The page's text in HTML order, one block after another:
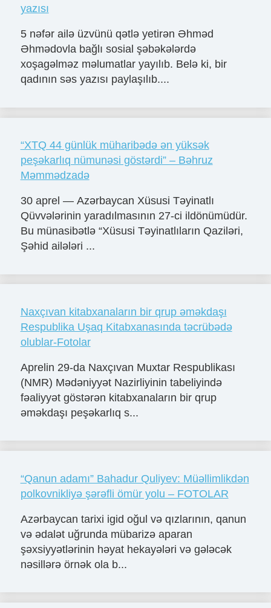
yazısı
5 nəfər ailə üzvünü qətlə yetirən Əhməd
Əhmədovla bağlı sosial şəbəkələrdə
xoşagəlməz məlumatlar yayılıb. Belə ki, bir
qadının səs yazısı paylaşılıb....
“XTQ 44 günlük müharibədə ən yüksək
peşəkarlıq nümunəsi göstərdi” – Bəhruz
Məmmədzadə
30 aprel — Azərbaycan Xüsusi Təyinatlı
Qüvvələrinin yaradılmasının 27-ci ildönümüdür.
Bu münasibətlə “Xüsusi Təyinatlıların Qaziləri,
Şəhid ailələri ...
Naxçıvan kitabxanaların bir qrup əməkdaşı
Respublika Uşaq Kitabxanasında təcrübədə
olublar-Fotolar
Aprelin 29-da Naxçıvan Muxtar Respublikası
(NMR) Mədəniyyət Nazirliyinin tabeliyində
fəaliyyət göstərən kitabxanaların bir qrup
əməkdaşı peşəkarlıq s...
“Qanun adamı” Bahadur Quliyev: Müəllimlikdən
polkovnikliyə şərəfli ömür yolu – FOTOLAR
Azərbaycan tarixi igid oğul və qızlarının, qanun
və ədalət uğrunda mübarizə aparan
şəxsiyyətlərinin həyat hekayələri və gələcək
nəsillərə örnək ola b...